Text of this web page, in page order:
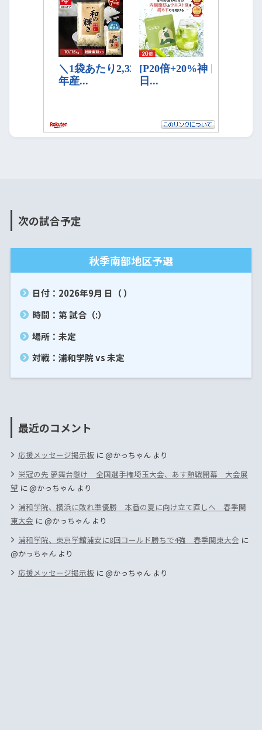
次の試合予定
秋季南部地区予選
日付：2026年9月 日（ ）
時間：第 試合（:）
場所：未定
対戦：浦和学院 vs 未定
最近のコメント
応援メッセージ掲示板に@かっちゃんより
栄冠の先 夢舞台懸け 全国選手権埼玉大会、あす熱戦開幕 大会展
望 に@かっちゃんより
浦和学院、横浜に敗れ準優勝 本番の夏に向け立て直しへ 春季関
東大会 に@かっちゃんより
浦和学院、東京学館浦安に8回コールド勝ちで4強 春季関東大会 に
@かっちゃんより
応援メッセージ掲示板に@かっちゃんより